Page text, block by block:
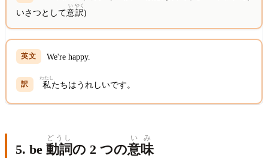
いさつとして意
い
訳
やく
)
We're happy.
私
わたし
たちはうれしいです。
5. be 動詞
どうし
の 2 つの意
い
味
み